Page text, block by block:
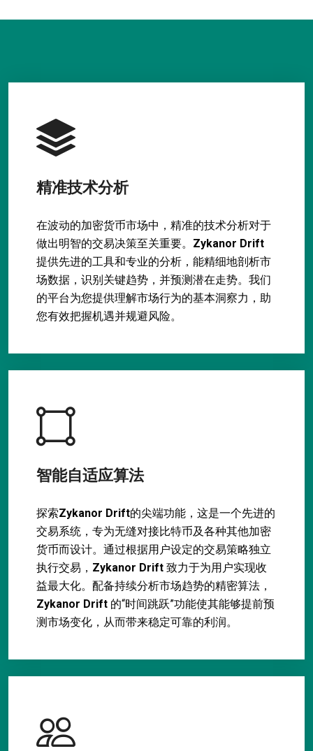
精准技术分析
在波动的加密货币市场中，精准的技术分析对于
做出明智的交易决策至关重要。 Zykanor Drift
提供先进的工具和专业的分析，能精细地剖析市
场数据，识别关键趋势，并预测潜在走势。我们
的平台为您提供理解市场行为的基本洞察力，助
您有效把握机遇并规避风险。
智能自适应算法
探索Zykanor Drift的尖端功能，这是一个先进的
交易系统，专为无缝对接比特币及各种其他加密
货币而设计。通过根据用户设定的交易策略独立
执行交易， Zykanor Drift 致力于为用户实现收
益最大化。配备持续分析市场趋势的精密算法，
Zykanor Drift 的“时间跳跃”功能使其能够提前预
测市场变化，从而带来稳定可靠的利润。